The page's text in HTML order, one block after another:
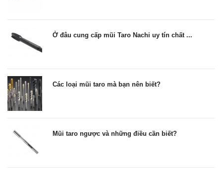
Ở đâu cung cấp mũi Taro Nachi uy tín chất ...
Các loại mũi taro mà bạn nên biết?
Mũi taro ngược và những điều cần biết?